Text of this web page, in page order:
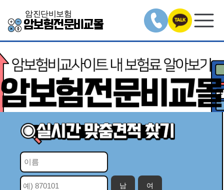
암진단비보험
암보험전문비교몰
남 여